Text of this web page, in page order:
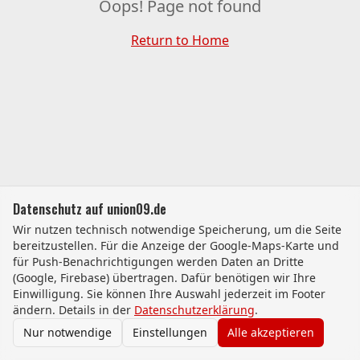
Oops! Page not found
Return to Home
Datenschutz auf union09.de
Wir nutzen technisch notwendige Speicherung, um die Seite
bereitzustellen. Für die Anzeige der Google-Maps-Karte und
für Push-Benachrichtigungen werden Daten an Dritte
(Google, Firebase) übertragen. Dafür benötigen wir Ihre
Einwilligung. Sie können Ihre Auswahl jederzeit im Footer
ändern. Details in der Datenschutzerklärung.
Nur notwendige
Einstellungen Alle akzeptieren